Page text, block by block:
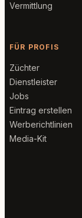
Vermittlung
FÜR PROFIS
Züchter
Dienstleister
Jobs
Eintrag erstellen
Werberichtlinien
Media-Kit